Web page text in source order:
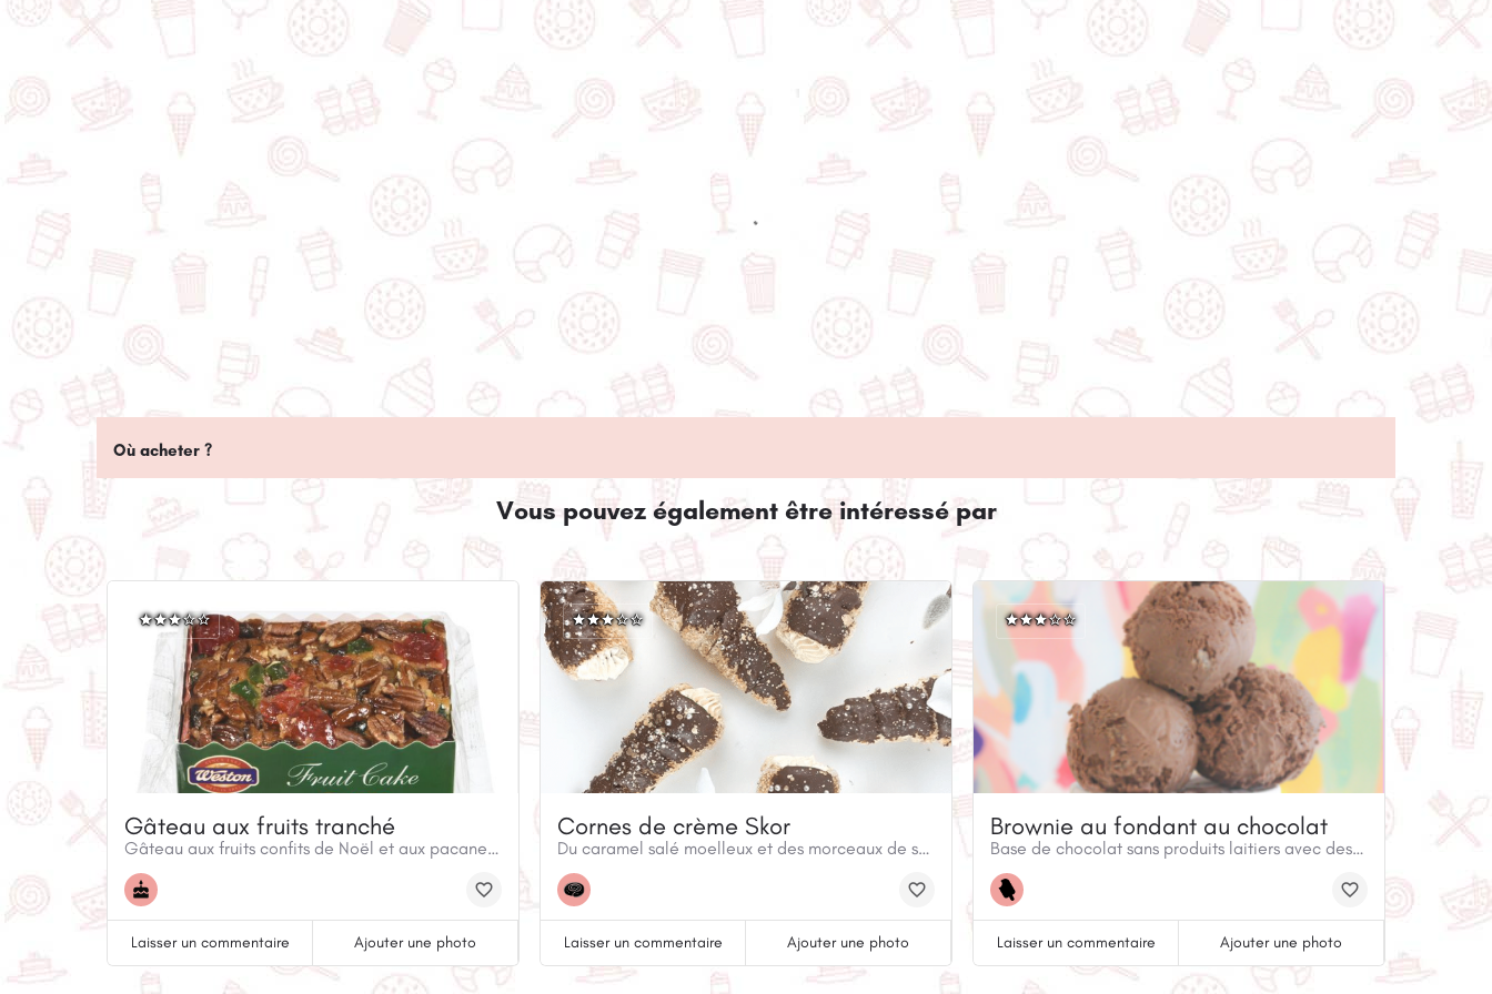
Où acheter ?
Vous pouvez également être intéressé par
Gâteau aux fruits tranché
Gâteau aux fruits confits de Noël et aux pacanes pour les fêtes.
Laisser un commentaire Ajouter une photo
Cornes de crème Skor
Du caramel salé moelleux et des morceaux de skor croquants sont à l'intérieur de ces délicieuses cornes à la crème! Disponibles en magasin et en ligne.
Laisser un commentaire Ajouter une photo
Brownie au fondant au chocolat
Base de chocolat sans produits laitiers avec des morceaux de brownie sans produits laitiers et sans gluten (contient des œufs).
Laisser un commentaire Ajouter une photo